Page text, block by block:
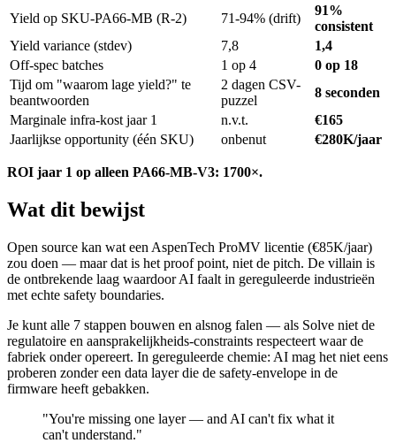
Yield op SKU-PA66-MB (R-2)
71-94% (drift)
91%
consistent
Yield variance (stdev)
7,8
1,4
Off-spec batches
1 op 4
0 op 18
Tijd om "waarom lage yield?" te
beantwoorden
2 dagen CSV-
puzzel
8 seconden
Marginale infra-kost jaar 1
n.v.t.
€165
Jaarlijkse opportunity (één SKU)
onbenut €280K/jaar
ROI jaar 1 op alleen PA66-MB-V3: 1700×.
Wat dit bewijst
Open source kan wat een AspenTech ProMV licentie (€85K/jaar)
zou doen — maar dat is het proof point, niet de pitch. De villain is
de ontbrekende laag waardoor AI faalt in gereguleerde industrieën
met echte safety boundaries.
Je kunt alle 7 stappen bouwen en alsnog falen — als Solve niet de
regulatoire en aansprakelijkheids-constraints respecteert waar de
fabriek onder opereert. In gereguleerde chemie: AI mag het niet eens
proberen zonder een data layer die de safety-envelope in de
firmware heeft gebakken.
"You're missing one layer — and AI can't fix what it
can't understand."